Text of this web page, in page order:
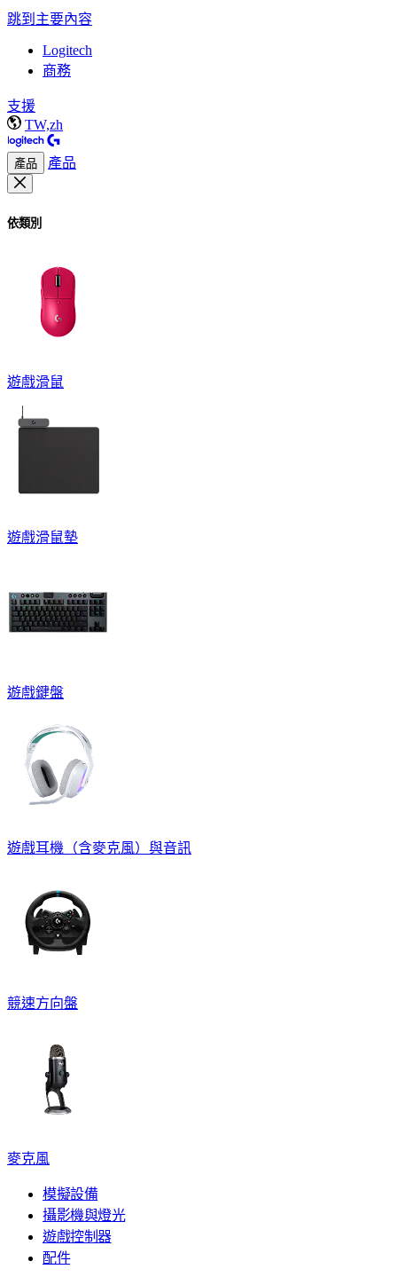
跳到主要內容
Logitech
商務
支援
TW,zh
產品 產品
依類別
遊戲滑鼠
遊戲滑鼠墊
遊戲鍵盤
遊戲耳機（含麥克風）與音訊
競速方向盤
麥克風
模擬設備
攝影機與燈光
遊戲控制器
配件